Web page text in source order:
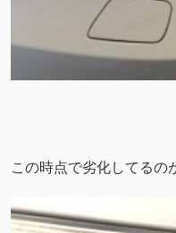
この時点で劣化してるの